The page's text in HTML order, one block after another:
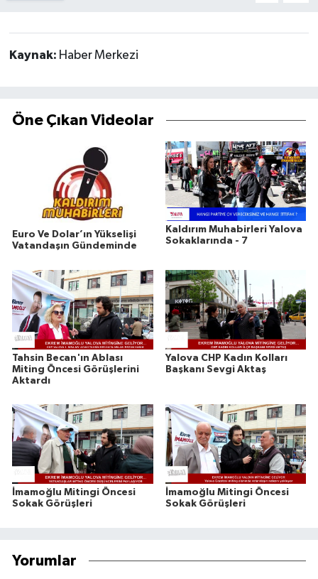
Kaynak: Haber Merkezi
Öne Çıkan Videolar
Euro Ve Dolar’ın Yükselişi
Vatandaşın Gündeminde
Kaldırım Muhabirleri Yalova
Sokaklarında - 7
Tahsin Becan'ın Ablası
Miting Öncesi Görüşlerini
Aktardı
Yalova CHP Kadın Kolları
Başkanı Sevgi Aktaş
İmamoğlu Mitingi Öncesi
Sokak Görüşleri
İmamoğlu Mitingi Öncesi
Sokak Görüşleri
Yorumlar